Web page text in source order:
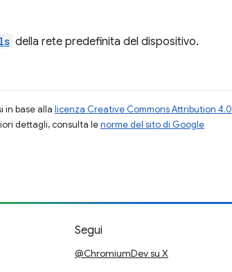
della rete predefinita del dispositivo.
in base alla licenza Creative Commons Attribution 4.0
dettagli, consulta lenorme del sito di Google
Segui
@ChromiumDev su X